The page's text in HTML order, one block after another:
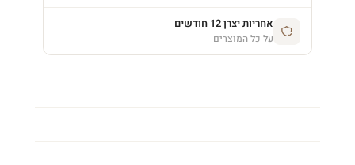
אחריות יצרן 12 חודשים
על כל המוצרים